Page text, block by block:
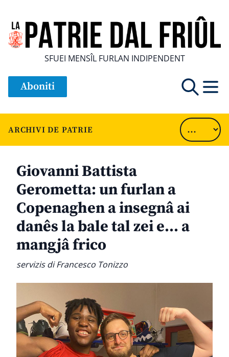
SFUEI MENSÎL FURLAN INDIPENDENT
Aboniti
ARCHIVI DE PATRIE
Giovanni Battista
Gerometta: un furlan a
Copenaghen a insegnâ ai
danês la bale tal zei e… a
mangjâ frico
servizis di Francesco Tonizzo